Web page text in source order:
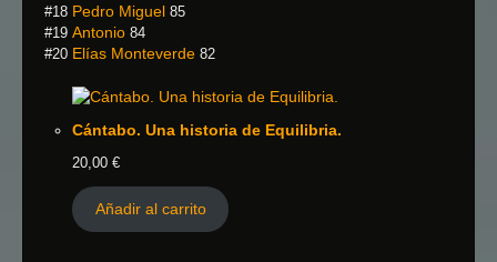
#18 Pedro Miguel 85
#19 Antonio 84
#20 Elías Monteverde 82
Cántabo. Una historia de Equilibria.
20,00 €
Añadir al carrito